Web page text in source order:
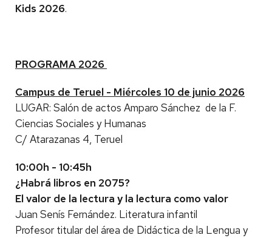
Kids 2026.
PROGRAMA 2026
Campus de Teruel - Miércoles 10 de junio 2026
LUGAR: Salón de actos Amparo Sánchez de la F.
Ciencias Sociales y Humanas
C/ Atarazanas 4, Teruel
10:00h - 10:45h
¿Habrá libros en 2075?
El valor de la lectura y la lectura como valor
Juan Senís Fernández. Literatura infantil
Profesor titular del área de Didáctica de la Lengua y